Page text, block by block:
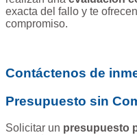
exacta del fallo y te
compromiso.
Contáctenos de
Presupuesto sin
Solicitar un presupuesto